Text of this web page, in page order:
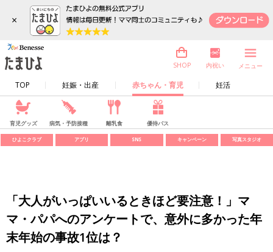
×
TOP 妊娠・出産 赤ちゃん・育児 妊活
SHOP 内祝い メニュー
育児グッズ 病気・予防接種 離乳食 優待パス
ひよこクラブ アプリ SNS キャンペーン 写真スタジオ
「大人がいっぱいいるときほど要注意！」マ
マ・パパへのアンケートで、意外に多かった年
末年始の事故1位は？